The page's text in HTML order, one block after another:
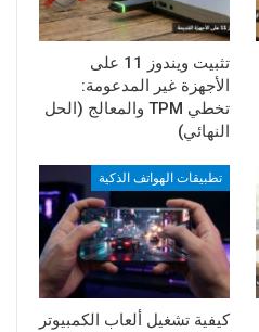
تثبيت ويندوز 11 على
الأجهزة غير المدعومة:
تخطي TPM والمعالج (الحل
النهائي)
تطبيقات الهواتف الذكية
كيفية تشغيل ألعاب الكمبيوتر